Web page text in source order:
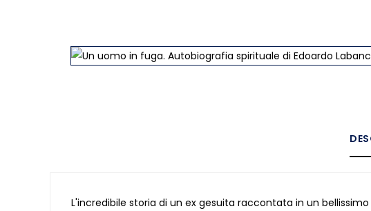
L'incredibile storia di un ex gesuita raccontata in un